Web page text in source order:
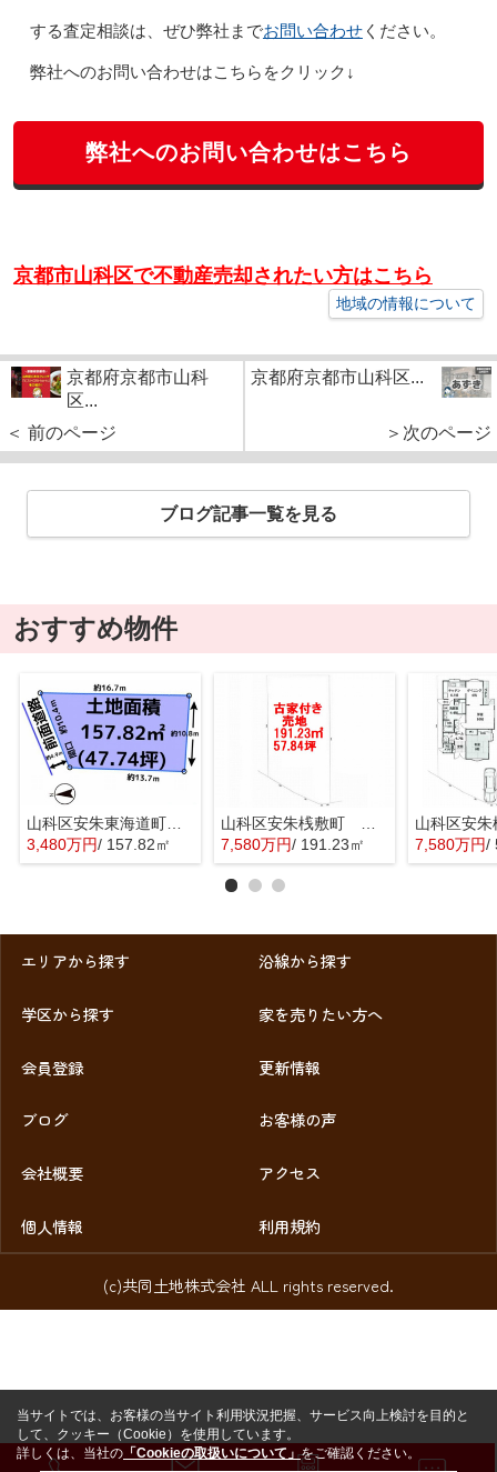
する査定相談は、ぜひ弊社までお問い合わせください。
弊社へのお問い合わせはこちらをクリック↓
弊社へのお問い合わせはこちら
京都市山科区で不動産売却されたい方はこちら
地域の情報について
京都府京都市山科
区...
＜ 前のページ
京都府京都市山科区...
＞次のページ
ブログ記事一覧を見る
おすすめ物件
山科区安朱東海道町 売地
3,480万円/ 157.82㎡
山科区安朱桟敷町 売地
7,580万円/ 191.23㎡ 7,580万円/
エリアから探す 沿線から探す
学区から探す 家を売りたい方へ
会員登録 更新情報
ブログ お客様の声
会社概要 アクセス
個人情報 利用規約
(c)共同土地株式会社 ALL rights reserved.
当サイトでは、お客様の当サイト利用状況把握、サービス向上検討を目的と
して、クッキー（Cookie）を使用しています。
詳しくは、当社の 「Cookieの取扱いについて」をご確認ください。